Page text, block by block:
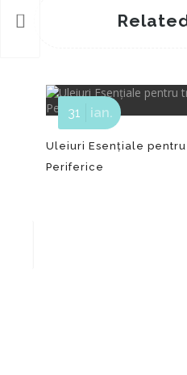
Uleiuri Esențiale
Periferice
31 ian.